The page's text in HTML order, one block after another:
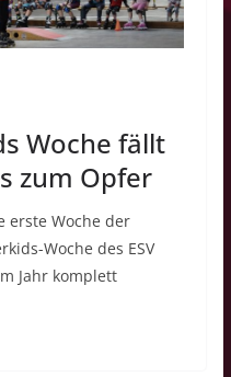
Woche fällt
zum Opfer
erste Woche der
Woche des ESV
Jahr komplett